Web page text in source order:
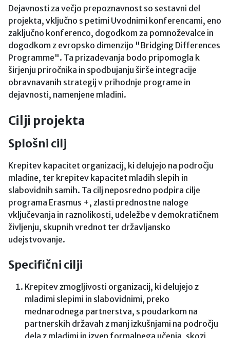
Dejavnosti za večjo prepoznavnost so sestavni del
projekta, vključno s petimi Uvodnimi konferencami, eno
zaključno konferenco, dogodkom za pomnoževalce in
dogodkom z evropsko dimenzijo "Bridging Differences
Programme". Ta prizadevanja bodo pripomogla k
širjenju priročnika in spodbujanju širše integracije
obravnavanih strategij v prihodnje programe in
dejavnosti, namenjene mladini.
Cilji projekta
Splošni cilj
Krepitev kapacitet organizacij, ki delujejo na področju
mladine, ter krepitev kapacitet mladih slepih in
slabovidnih samih. Ta cilj neposredno podpira cilje
programa Erasmus +, zlasti prednostne naloge
vključevanja in raznolikosti, udeležbe v demokratičnem
življenju, skupnih vrednot ter državljansko
udejstvovanje.
Specifični cilji
Krepitev zmogljivosti organizacij, ki delujejo z
mladimi slepimi in slabovidnimi, preko
mednarodnega partnerstva, s poudarkom na
partnerskih državah z manj izkušnjami na področju
dela z mladimi in izven formalnega učenja, skozi